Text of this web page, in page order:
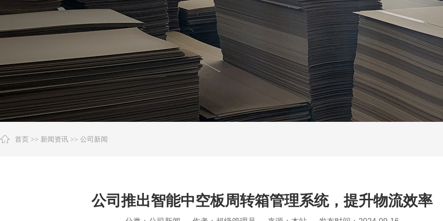
首页 >> 新闻资讯 >> 公司新闻
公司推出智能中空板周转箱管理系统，提升物流效率